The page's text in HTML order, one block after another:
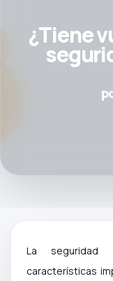
¿Tiene
La
características